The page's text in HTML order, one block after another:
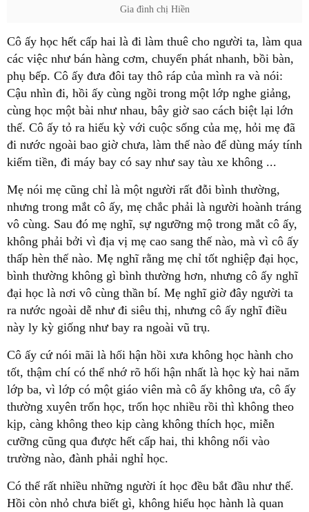
Gia đình chị Hiền
Cô ấy học hết cấp hai là đi làm thuê cho người ta, làm qua
các việc như bán hàng cơm, chuyển phát nhanh, bồi bàn,
phụ bếp. Cô ấy đưa đôi tay thô ráp của mình ra và nói:
Cậu nhìn đi, hồi ấy cùng ngồi trong một lớp nghe giảng,
cùng học một bài như nhau, bây giờ sao cách biệt lại lớn
thế. Cô ấy tỏ ra hiếu kỳ với cuộc sống của mẹ, hỏi mẹ đã
đi nước ngoài bao giờ chưa, làm thế nào để dùng máy tính
kiếm tiền, đi máy bay có say như say tàu xe không ...
Mẹ nói mẹ cũng chỉ là một người rất đỗi bình thường,
nhưng trong mắt cô ấy, mẹ chắc phải là người hoành tráng
vô cùng. Sau đó mẹ nghĩ, sự ngưỡng mộ trong mắt cô ấy,
không phải bởi vì địa vị mẹ cao sang thế nào, mà vì cô ấy
thấp hèn thế nào. Mẹ nghĩ rằng mẹ chỉ tốt nghiệp đại học,
bình thường không gì bình thường hơn, nhưng cô ấy nghĩ
đại học là nơi vô cùng thần bí. Mẹ nghĩ giờ đây người ta
ra nước ngoài dễ như đi siêu thị, nhưng cô ấy nghĩ điều
này ly kỳ giống như bay ra ngoài vũ trụ.
Cô ấy cứ nói mãi là hối hận hồi xưa không học hành cho
tốt, thậm chí có thể nhớ rõ hối hận nhất là học kỳ hai năm
lớp ba, vì lớp có một giáo viên mà cô ấy không ưa, cô ấy
thường xuyên trốn học, trốn học nhiều rồi thì không theo
kịp, càng không theo kịp càng không thích học, miễn
cưỡng cũng qua được hết cấp hai, thi không nổi vào
trường nào, đành phải nghỉ học.
Có thể rất nhiều những người ít học đều bắt đầu như thế.
Hồi còn nhỏ chưa biết gì, không hiểu học hành là quan